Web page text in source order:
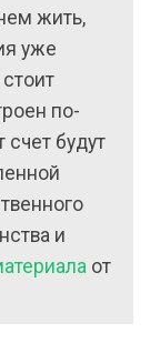
жить,
уже
по-
счет будут
и
от